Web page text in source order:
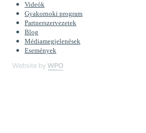
Videók
Gyakornoki program
Partnerszervezetek
Blog
Médiamegjelenések
Események